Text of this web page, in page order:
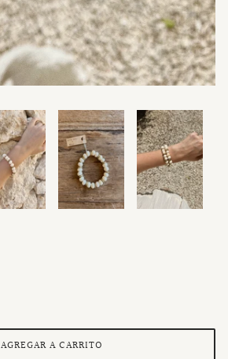
AGREGAR A CARRITO